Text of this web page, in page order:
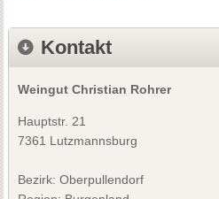
Kontakt
Weingut Christian Rohrer
Hauptstr. 21
7361 Lutzmannsburg
Bezirk: Oberpullendorf